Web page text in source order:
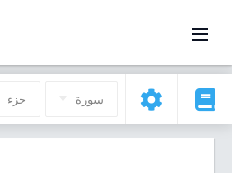
سورة جزء